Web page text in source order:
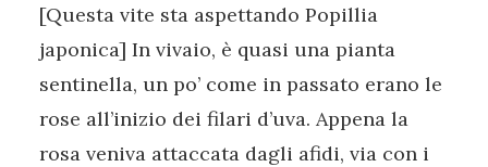
[Questa vite sta aspettando Popillia
japonica] In vivaio, è quasi una pianta
sentinella, un po’ come in passato erano le
rose all’inizio dei filari d’uva. Appena la
rosa veniva attaccata dagli afidi, via con i